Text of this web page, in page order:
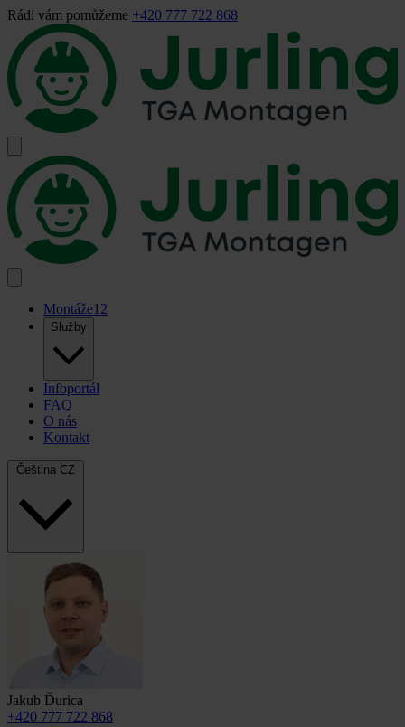
Rádi vám pomůžeme +420 777 722 868
Montáže12
Služby
Infoportál
FAQ
O nás
Kontakt
Čeština CZ
Jakub Ďurica
+420 777 722 868